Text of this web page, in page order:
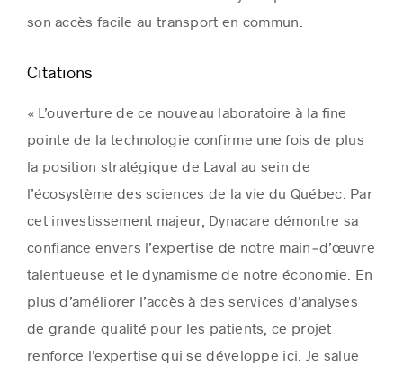
son accès facile au transport en commun.
Citations
« L’ouverture de ce nouveau laboratoire à la fine
pointe de la technologie confirme une fois de plus
la position stratégique de Laval au sein de
l’écosystème des sciences de la vie du Québec. Par
cet investissement majeur, Dynacare démontre sa
confiance envers l’expertise de notre main‑d’œuvre
talentueuse et le dynamisme de notre économie. En
plus d’améliorer l’accès à des services d’analyses
de grande qualité pour les patients, ce projet
renforce l’expertise qui se développe ici. Je salue